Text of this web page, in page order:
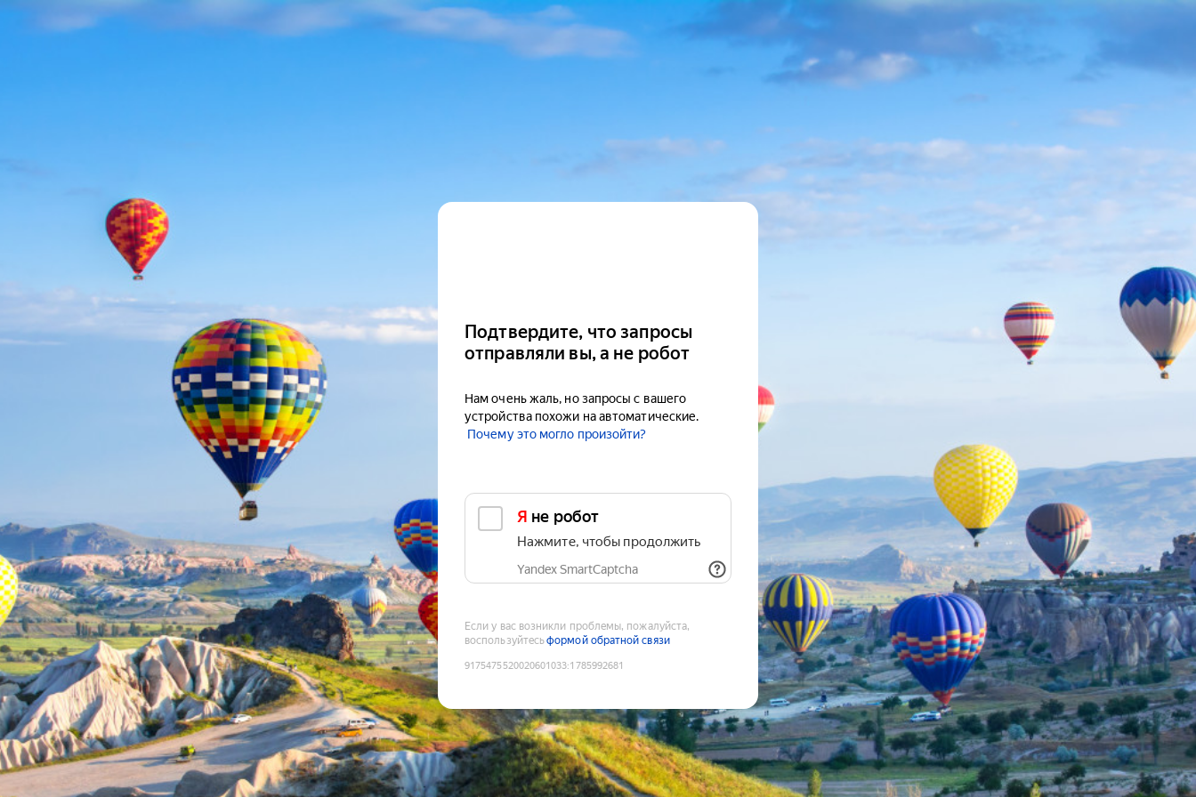
Подтвердите, что запросы
отправляли вы, а не робот
Нам очень жаль, но запросы с вашего
устройства похожи на автоматические.
Почему это могло произойти?
Я не робот
Нажмите, чтобы продолжить
Yandex SmartCaptcha
Если у вас возникли проблемы, пожалуйста,
воспользуйтесьформой обратной связи
9175475520020601033:1785992681